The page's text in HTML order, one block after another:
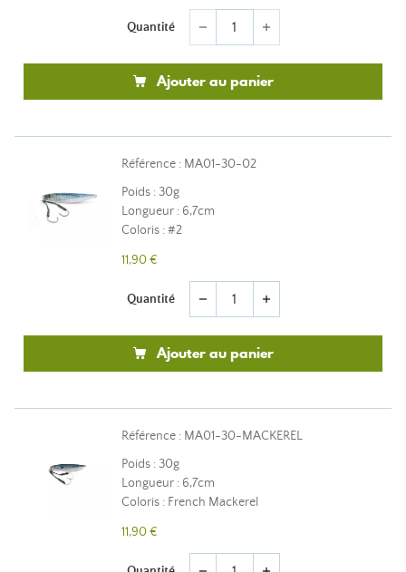
Quantité remove add
Ajouter au panier
Référence : MA01-30-02
Poids : 30g
Longueur : 6,7cm
Coloris : #2
11,90 €
Quantité remove add
Ajouter au panier
Référence : MA01-30-MACKEREL
Poids : 30g
Longueur : 6,7cm
Coloris : French Mackerel
11,90 €